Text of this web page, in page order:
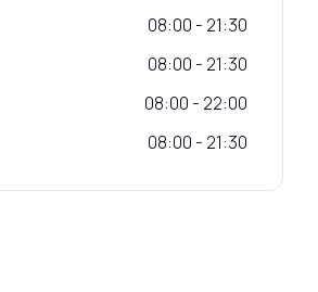
08:00 - 21:30
08:00 - 21:30
08:00 - 22:00
08:00 - 21:30